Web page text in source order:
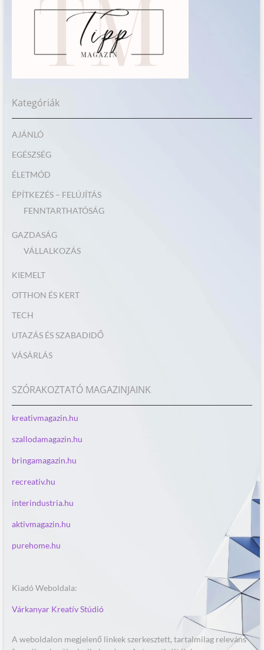
Kategóriák
AJÁNLÓ
EGÉSZSÉG
ÉLETMÓD
ÉPÍTKEZÉS – FELÚJÍTÁS
FENNTARTHATÓSÁG
GAZDASÁG
VÁLLALKOZÁS
KIEMELT
OTTHON ÉS KERT
TECH
UTAZÁS ÉS SZABADIDŐ
VÁSÁRLÁS
SZÓRAKOZTATÓ MAGAZINJAINK
kreativmagazin.hu
szallodamagazin.hu
bringamagazin.hu
recreativ.hu
interindustria.hu
aktivmagazin.hu
purehome.hu
Kiadó Weboldala:
Várkanyar Kreatív Stúdió
A weboldalon megjelenő linkek szerkesztett, tartalmilag releváns